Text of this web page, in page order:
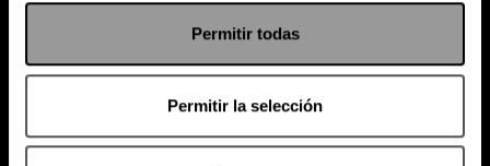
Permitir todas
Permitir la selección
PODCAST RADIO MARTHA EVENTOS
SACA TU ID